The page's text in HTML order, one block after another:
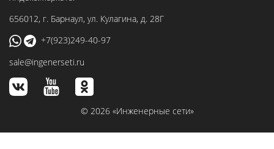
656012, г. Барнаул, ул. Кулагина, д. 28Г
+7(923)249-40-97
sale@ingenerseti.ru
© 2026 «Инженерные сети»